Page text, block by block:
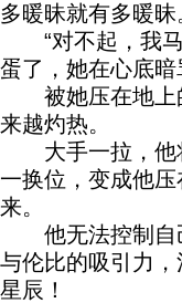
多暖昧就有多暖昧
“对不起，我马
蛋了，她在心底暗
被她压在地上
来越灼热。
大手一拉，他
一换位，变成他
来。
他无法控制自
与伦比的吸引力
星辰！